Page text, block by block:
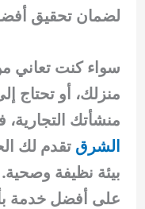
لضمان تحقيق
سواء كنت تعاني
منزلك، أو تحتاج
منشأتك التجارية،
الشرق تقدم لك
بيئة نظيفة
على أفضل خدمة